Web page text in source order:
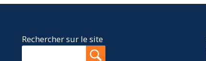
Rechercher sur le site